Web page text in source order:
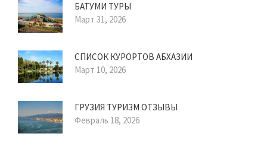
БАТУМИ ТУРЫ
Март 31, 2026
СПИСОК КУРОРТОВ АБХАЗИИ
Март 10, 2026
ГРУЗИЯ ТУРИЗМ ОТЗЫВЫ
Февраль 18, 2026